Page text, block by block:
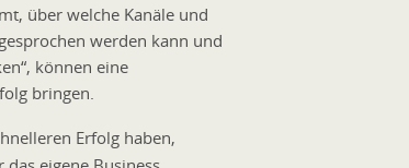
über welche Kanäle und
werden kann und
können eine
bringen.
Erfolg haben,